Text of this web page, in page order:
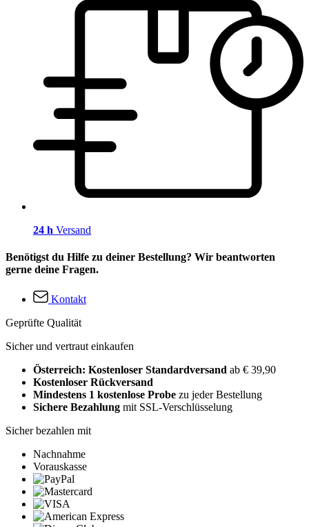
24 h Versand
Benötigst du Hilfe zu deiner Bestellung? Wir beantworten
gerne deine Fragen.
Kontakt
Geprüfte Qualität
Sicher und vertraut einkaufen
Österreich: Kostenloser Standardversand ab € 39,90
Kostenloser Rückversand
Mindestens 1 kostenlose Probe zu jeder Bestellung
Sichere Bezahlung mit SSL-Verschlüsselung
Sicher bezahlen mit
Nachnahme
Vorauskasse